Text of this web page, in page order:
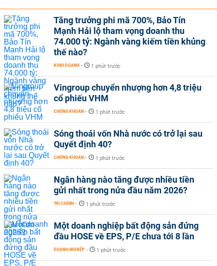
Tăng trưởng phi mã 700%, Bảo Tín
Mạnh Hải lộ tham vọng doanh thu
74.000 tỷ: Ngành vàng kiếm tiền khủng
thế nào?
KINH DOANH - 1 phút trước
Vingroup chuyển nhượng hơn 4,8 triệu
cổ phiếu VHM
CHỨNG KHOÁN - 1 phút trước
Sóng thoái vốn Nhà nước có trở lại sau
Quyết định 40?
CHỨNG KHOÁN - 1 phút trước
Ngân hàng nào tăng được nhiều tiền
gửi nhất trong nửa đầu năm 2026?
TÀI CHÍNH - 1 phút trước
Một doanh nghiệp bất động sản đứng
đầu HOSE về EPS, P/E chưa tới 8 lần
DOANH NGHIỆP - 1 phút trước